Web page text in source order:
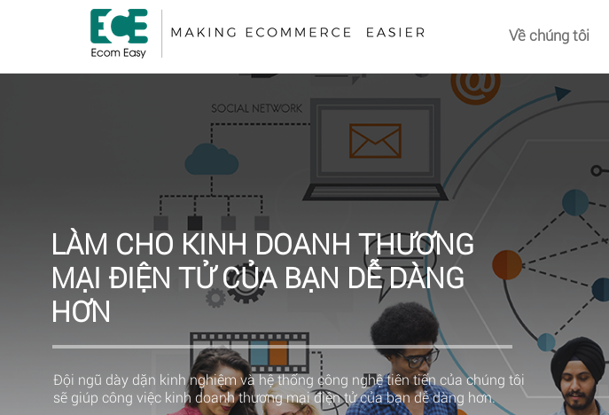
Về chúng tôi
LÀM CHO KINH DOANH THƯƠNG
MẠI ĐIỆN TỬ CỦA BẠN DỄ DÀNG
HƠN
Đội ngũ dày dặn kinh nghiệm và hệ thống công nghệ tiên tiến của chúng tôi
sẽ giúp công việc kinh doanh thương mại điện tử của bạn dễ dàng hơn.